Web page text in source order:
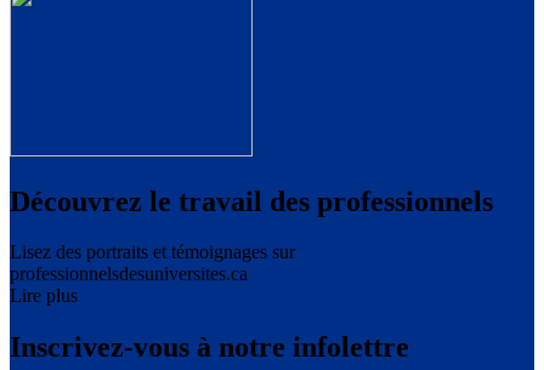
Découvrez le travail des professionnels
Lisez des portraits et témoignages sur
professionnelsdesuniversites.ca
Lire plus
Inscrivez-vous à notre infolettre